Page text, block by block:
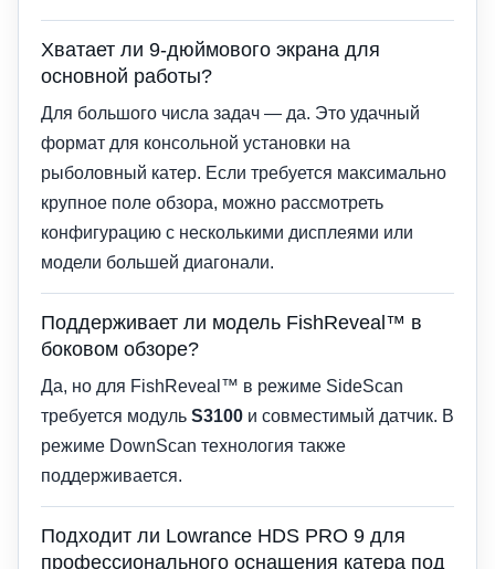
Хватает ли 9-дюймового экрана для
основной работы?
Для большого числа задач — да. Это удачный
формат для консольной установки на
рыболовный катер. Если требуется максимально
крупное поле обзора, можно рассмотреть
конфигурацию с несколькими дисплеями или
модели большей диагонали.
Поддерживает ли модель FishReveal™ в
боковом обзоре?
Да, но для FishReveal™ в режиме SideScan
требуется модуль S3100 и совместимый датчик. В
режиме DownScan технология также
поддерживается.
Подходит ли Lowrance HDS PRO 9 для
профессионального оснащения катера под